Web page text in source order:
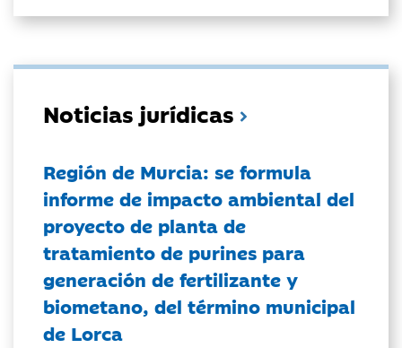
Noticias jurídicas
Región de Murcia: se formula
informe de impacto ambiental del
proyecto de planta de
tratamiento de purines para
generación de fertilizante y
biometano, del término municipal
de Lorca